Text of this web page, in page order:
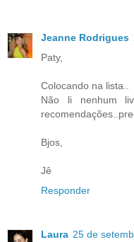
Jeanne Rodrigues
Paty,
Colocando na lista..
Não li nenhum
Bjos,
Jê
Responder
Laura 25 de